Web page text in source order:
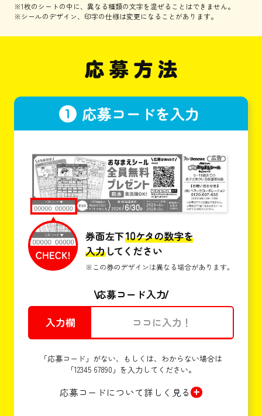
※1枚のシートの中に、異なる種類の文字を混ぜることはできません。
※シールのデザイン、印字の仕様は変更になることがあります。
応募コード入力
入力欄
「応募コード」がない、もしくは、わからない場合は
「12345 67890」を入力してください。
応募コードについて詳しく見る